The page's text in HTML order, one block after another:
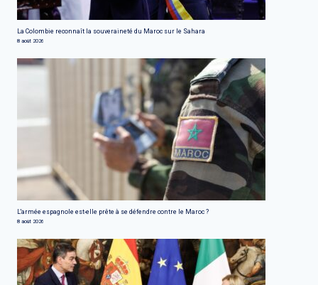
La Colombie reconnaît la souveraineté du Maroc sur le Sahara
8 août 2026
L'armée espagnole est-elle prête à se défendre contre le Maroc ?
8 août 2026